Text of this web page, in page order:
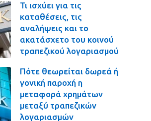
Τι ισχύει για τις
καταθέσεις, τις
αναλήψεις και το
ακατάσχετο του κοινού
τραπεζικού λογαριασμού
Πότε θεωρείται δωρεά ή
γονική παροχή η
μεταφορά χρημάτων
μεταξύ τραπεζικών
λογαριασμών